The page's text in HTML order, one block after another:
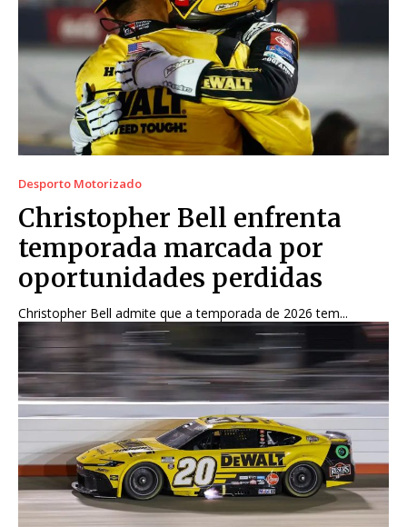
Desporto Motorizado
Christopher Bell enfrenta
temporada marcada por
oportunidades perdidas
Christopher Bell admite que a temporada de 2026 tem...